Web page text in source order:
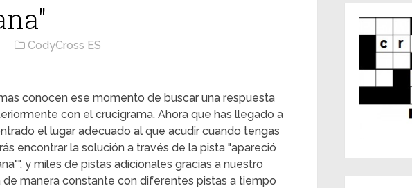
CodyCross ES
conocen ese momento de buscar una respuesta
con el crucigrama. Ahora que has llegado a
el lugar adecuado al que acudir cuando tengas
encontrar la solución a través de la pista "apareció
y miles de pistas adicionales gracias a nuestro
manera constante con diferentes pistas a tiempo